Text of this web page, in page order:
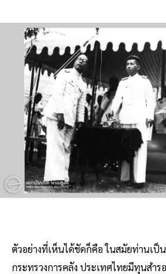
ตัวอย่างที่เห็นได้ชัดก็คือ ในสมัยท่านเป็
กระทรวงการคลัง ประเทศไทยมีทุนสําร